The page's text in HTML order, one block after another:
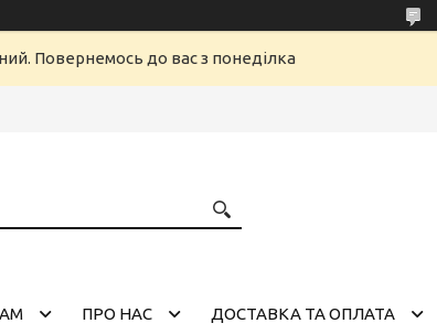
Повернемось до вас з понеділка
ПРО НАС ДОСТАВКА ТА ОПЛАТА